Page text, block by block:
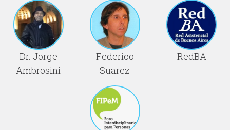
Dr. Jorge
Ambrosini
Federico
Suarez
RedBA